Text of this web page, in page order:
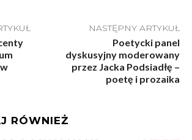
NASTĘPNY ARTYKUŁ
Poetycki panel
dyskusyjny moderowany
przez Jacka Podsiadłę –
poetę i prozaika
RÓWNIEŻ